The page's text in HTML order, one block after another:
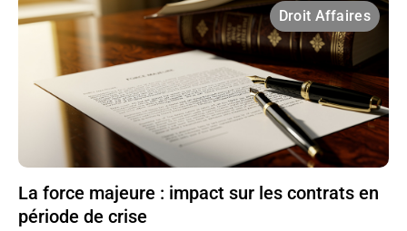
Droit Affaires
La force majeure : impact sur les contrats en
période de crise